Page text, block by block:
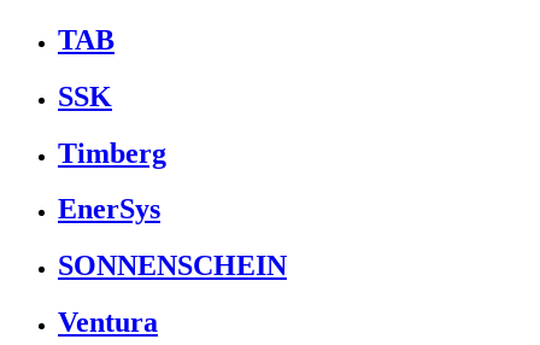
TAB
SSK
Timberg
EnerSys
SONNENSCHEIN
Ventura